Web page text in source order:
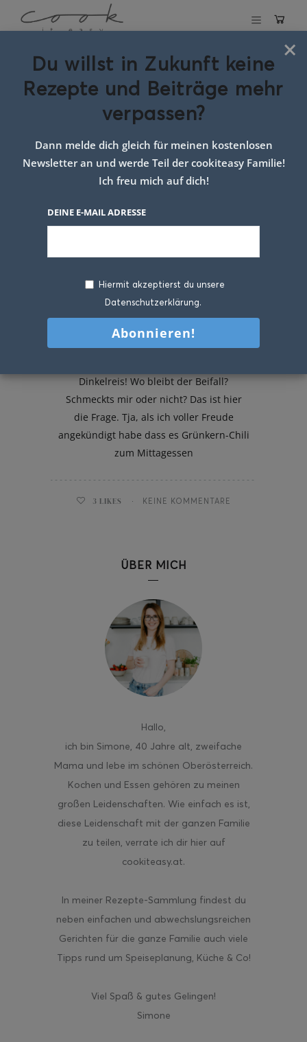
Schlagwort:chilli
sin carne rezept
Grünkern-Chili mit Dinkelreis
Dinkelreis! Wo bleibt der Beifall?
Schmeckts mir oder nicht? Das ist hier
die Frage. Tja, als ich voller Freude
angekündigt habe dass es Grünkern-Chili
zum Mittagessen
3 LIKES KEINE KOMMENTARE
ÜBER MICH
Hallo,
ich bin Simone, 40 Jahre alt, zweifache
Mama und lebe im schönen Oberösterreich.
Kochen und Essen gehören zu meinen
großen Leidenschaften. Wie einfach es ist,
diese Leidenschaft mit der ganzen Familie
zu teilen, verrate ich dir hier auf
cookiteasy.at.
In meiner Rezepte-Sammlung findest du
neben einfachen und abwechslungsreichen
Gerichten für die ganze Familie auch viele
Tipps rund um Speiseplanung, Küche & Co!
Viel Spaß & gutes Gelingen!
Simone
×
Du willst in Zukunft keine
Rezepte und Beiträge mehr
verpassen?
Dann melde dich gleich für meinen kostenlosen
Newsletter an und werde Teil der cookiteasy Familie!
Ich freu mich auf dich!
DEINE E-MAIL ADRESSE
Hiermit akzeptierst du unsere
Datenschutzerklärung.